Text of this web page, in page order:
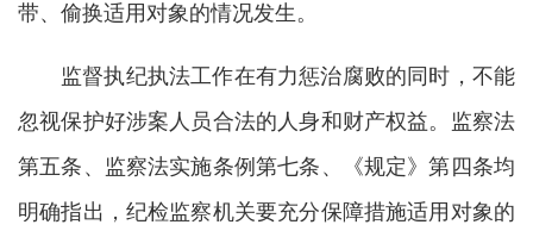
带、偷换适用对象的情况发生。
监督执纪执法工作在有力惩治腐败的同时，不能
忽视保护好涉案人员合法的人身和财产权益。监察法
第五条、监察法实施条例第七条、《规定》第四条均
明确指出，纪检监察机关要充分保障措施适用对象的